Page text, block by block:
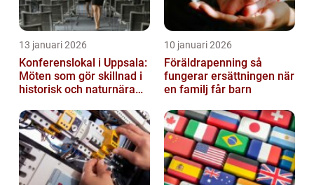
13 januari 2026
Konferenslokal i Uppsala:
Möten som gör skillnad i
historisk och naturnära
10 januari 2026
Föräldrapenning så
fungerar ersättningen när
en familj får barn